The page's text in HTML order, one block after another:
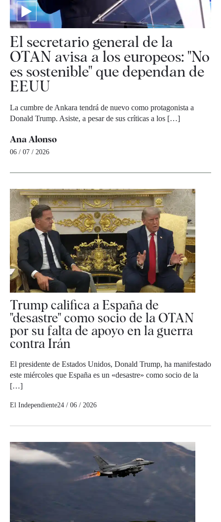
El secretario general de la
OTAN avisa a los europeos: "No
es sostenible" que dependan de
EEUU
La cumbre de Ankara tendrá de nuevo como protagonista a
Donald Trump. Asiste, a pesar de sus críticas a los […]
Ana Alonso
06 / 07 / 2026
Trump califica a España de
"desastre" como socio de la OTAN
por su falta de apoyo en la guerra
contra Irán
El presidente de Estados Unidos, Donald Trump, ha manifestado
este miércoles que España es un «desastre» como socio de la
[…]
El Independiente24 / 06 / 2026